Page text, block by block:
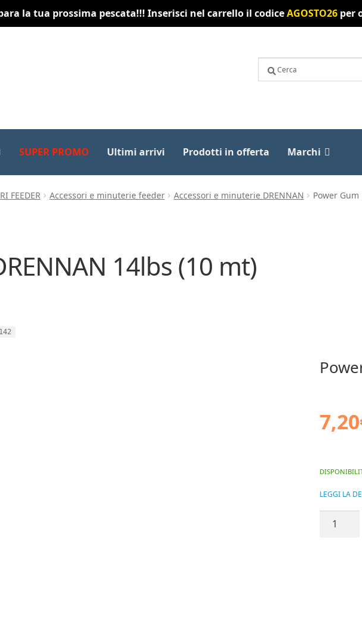
la tua prossima pescata!!! Inserisci nel carrello il codiceAGOSTO26per
SUPER PROMO Ultimi arrivi Prodotti in offerta Marchi
FEEDER Accessori e minuterie feeder Accessori e minuterie DRENNAN Power Gum
14lbs (10 mt)
7,20
LEGGI LA
Power